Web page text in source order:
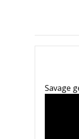
Savage